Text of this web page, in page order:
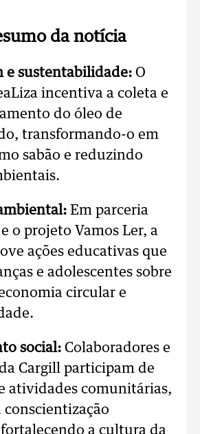
da notícia
e sustentabilidade: O
incentiva a coleta e
do óleo de
transformando-o em
sabão e reduzindo
Em parceria
o projeto Vamos Ler, a
ações educativas que
e adolescentes sobre
circular e
social: Colaboradores e
Cargill participam de
atividades comunitárias,
a cultura da